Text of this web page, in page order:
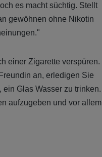
es macht süchtig. Stellt
gewöhnen ohne Nikotin
einer Zigarette verspüren.
an, erledigen Sie
Glas Wasser zu trinken.
aufzugeben und vor allem